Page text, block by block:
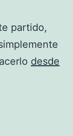
partido,
desde